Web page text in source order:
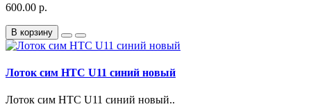
600.00 р.
В корзину
Лоток сим HTC U11 синий новый
Лоток сим HTC U11 синий новый..